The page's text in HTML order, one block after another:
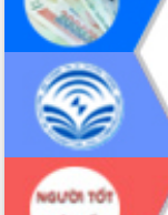
ứng để giữ vững thị
Diễn đàn Kinh tế tư nhân
phá cơ chế - Hợp tác công
Đề án 06 tạo bước ngoặt
cải cách hành chính tỉnh
Kết nối tour, đẩy mạnh
để phát triển du lịch Đắk
Khởi động Dự án Đầu tư
tầng kỹ thuật Cụm công